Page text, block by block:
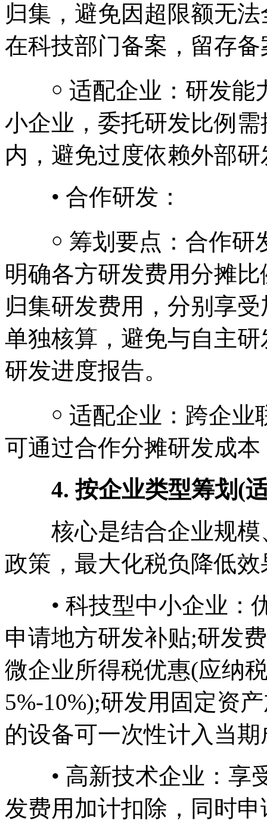
归集，避免因超限额无
在科技部门备案，留存
￮ 适配企业：研发能
小企业，委托研发比例
内，避免过度依赖外部
• 合作研发：
￮ 筹划要点：合作研
明确各方研发费用分摊
归集研发费用，分别享
单独核算，避免与自主
研发进度报告。
￮ 适配企业：跨企业
可通过合作分摊研发成
4. 按企业类型筹划(
核心是结合企业规模
政策，最大化税负降低效
• 科技型中小企业：
申请地方研发补贴;研发
微企业所得税优惠(应纳
5%-10%);研发用固定资
的设备可一次性计入当期
• 高新技术企业：享受
发费用加计扣除，同时